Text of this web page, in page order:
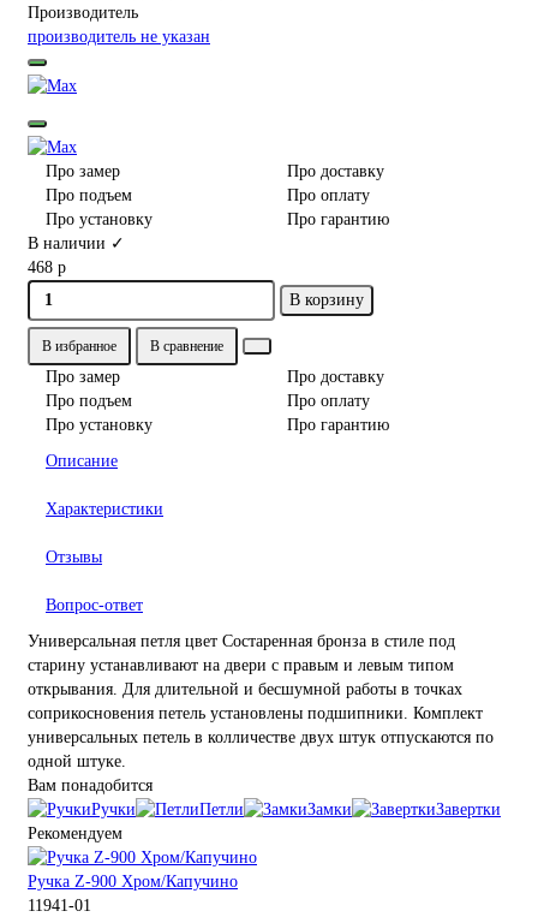
Производитель
производитель не указан
Про замер
Про доставку
Про подъем
Про оплату
Про установку
Про гарантию
В наличии ✓
468 р
В корзину
В избранное В сравнение
Про замер
Про доставку
Про подъем
Про оплату
Про установку
Про гарантию
Описание
Характеристики
Отзывы
Вопрос-ответ
Универсальная петля цвет Состаренная бронза в стиле под
старину устанавливают на двери с правым и левым типом
открывания. Для длительной и бесшумной работы в точках
соприкосновения петель установлены подшипники. Комплект
универсальных петель в колличестве двух штук отпускаются по
одной штуке.
Вам понадобится
Ручки
Петли Замки
Завертки
Рекомендуем
Ручка Z-900 Хром/Капучино
11941-01